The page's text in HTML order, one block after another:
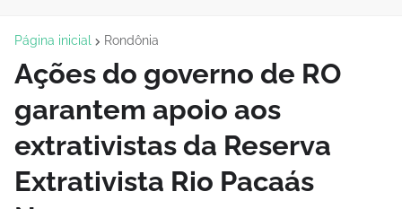
Página inicial Rondônia
Ações do governo de RO
garantem apoio aos
extrativistas da Reserva
Extrativista Rio Pacaás